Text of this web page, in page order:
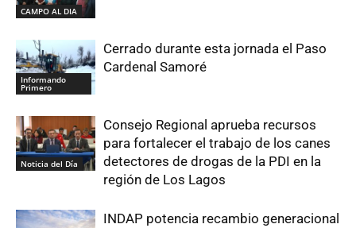
CAMPO AL DIA
Informando
Primero
Cerrado durante esta jornada el Paso
Cardenal Samoré
Noticia del Día
Consejo Regional aprueba recursos
para fortalecer el trabajo de los canes
detectores de drogas de la PDI en la
región de Los Lagos
INDAP potencia recambio generacional